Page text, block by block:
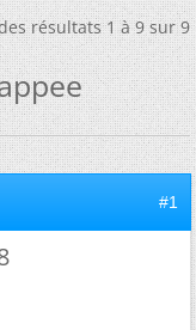
résultats 1 à 9 sur 9
#1